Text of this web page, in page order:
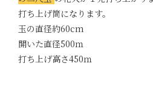
打ち上げ筒になります。
玉の直径約60cm
開いた直径500ｍ
打ち上げ高さ450ｍ